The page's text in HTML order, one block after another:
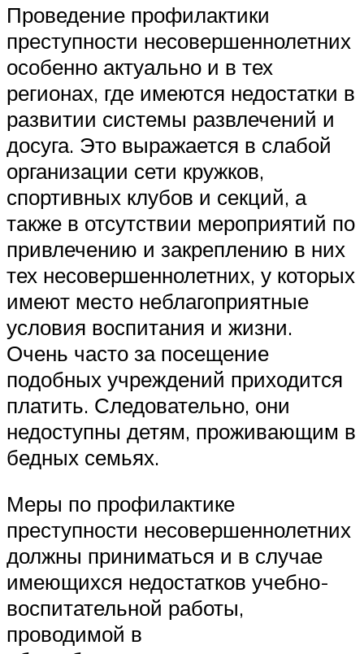
Проведение профилактики
преступности несовершеннолетних
особенно актуально и в тех
регионах, где имеются недостатки в
развитии системы развлечений и
досуга. Это выражается в слабой
организации сети кружков,
спортивных клубов и секций, а
также в отсутствии мероприятий по
привлечению и закреплению в них
тех несовершеннолетних, у которых
имеют место неблагоприятные
условия воспитания и жизни.
Очень часто за посещение
подобных учреждений приходится
платить. Следовательно, они
недоступны детям, проживающим в
бедных семьях.
Меры по профилактике
преступности несовершеннолетних
должны приниматься и в случае
имеющихся недостатков учебно-
воспитательной работы,
проводимой в